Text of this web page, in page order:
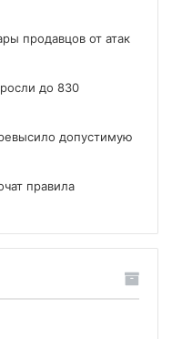
продавцов от атак
до 830
допустимую
правила